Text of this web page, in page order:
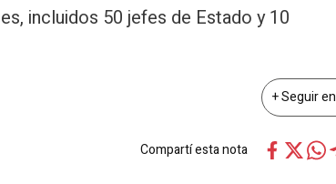
incluidos 50 jefes de Estado y 10
+ Seguir en
Compartí esta nota